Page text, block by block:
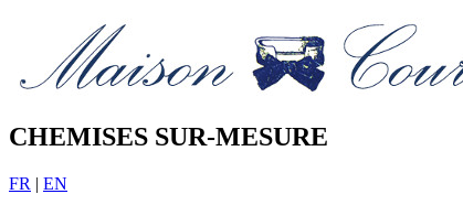
CHEMISES SUR-MESURE
FR | EN